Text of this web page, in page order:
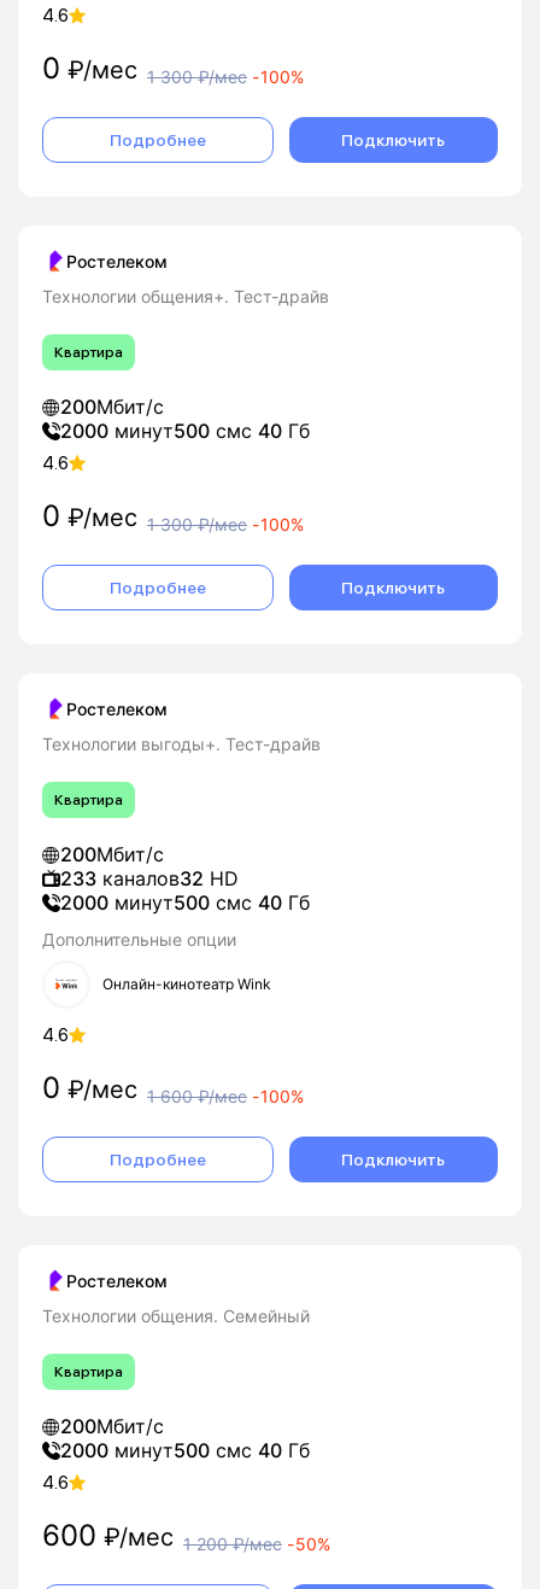
4.6
0 ₽/мес 1 300₽/мес -100%
Подробнее Подключить
Ростелеком
Технологии общения+. Тест-драйв
Квартира
200Мбит/с
2000 минут500 смс 40 Гб
4.6
0 ₽/мес 1 300₽/мес -100%
Подробнее Подключить
Ростелеком
Технологии выгоды+. Тест-драйв
Квартира
200Мбит/с
233 каналов32 HD
2000 минут500 смс 40 Гб
Дополнительные опции
Онлайн-кинотеатр Wink
4.6
0 ₽/мес 1 600₽/мес -100%
Подробнее Подключить
Ростелеком
Технологии общения. Семейный
Квартира
200Мбит/с
2000 минут500 смс 40 Гб
4.6
600 ₽/мес 1 200₽/мес -50%